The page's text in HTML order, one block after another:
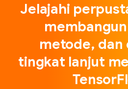
Jelajahi
metode, dan
tingkat lanjut